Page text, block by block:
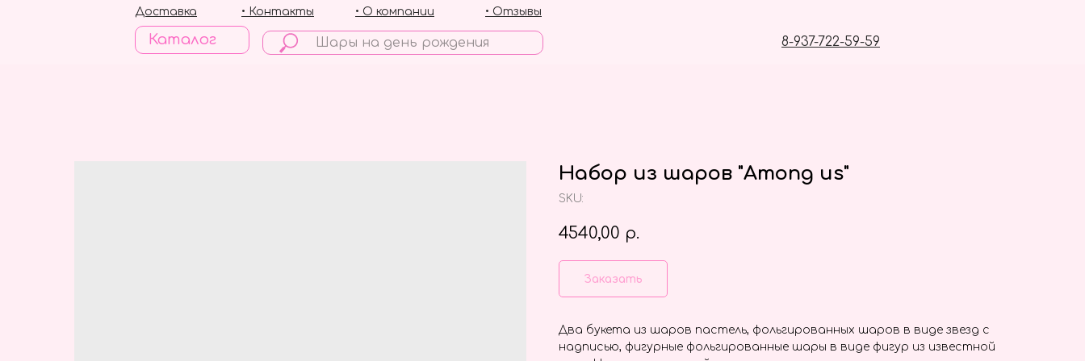
Каталог 8-937-722-59-59
• Отзывы
• О компании
• Контакты
Доставка
Набор из шаров "Among us"
SKU:
4540,00 р.
Заказать
Два букета из шаров пастель, фольгированных шаров в виде звезд с
надписью, фигурные фольгированные шары в виде фигур из известной